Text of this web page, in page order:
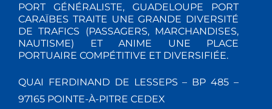
PORT GÉNÉRALISTE, GUADELOUPE PORT
CARAÏBES TRAITE UNE GRANDE DIVERSITÉ
DE TRAFICS (PASSAGERS, MARCHANDISES,
NAUTISME) ET ANIME UNE PLACE
PORTUAIRE COMPÉTITIVE ET DIVERSIFIÉE.
QUAI FERDINAND DE LESSEPS – BP 485 –
97165 POINTE-À-PITRE CEDEX